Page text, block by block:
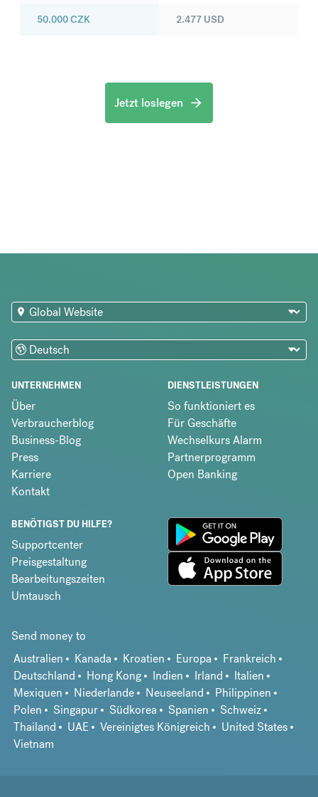
50.000CZK 2.477 USD
Jetzt loslegen
UNTERNEHMEN
Über
Verbraucherblog
Business-Blog
Press
Karriere
Kontakt
DIENSTLEISTUNGEN
So funktioniert es
Für Geschäfte
Wechselkurs Alarm
Partnerprogramm
Open Banking
BENÖTIGST DU HILFE?
Supportcenter
Preisgestaltung
Bearbeitungszeiten
Umtausch
Send money to
Australien
Kanada Kroatien Europa
Frankreich
Deutschland
Hong Kong Indien Irland
Italien
Mexiquen
Niederlande Neuseeland
Philippinen
Polen
Singapur Südkorea Spanien
Schweiz
Thailand
UAE Vereinigtes Königreich
United States
Vietnam